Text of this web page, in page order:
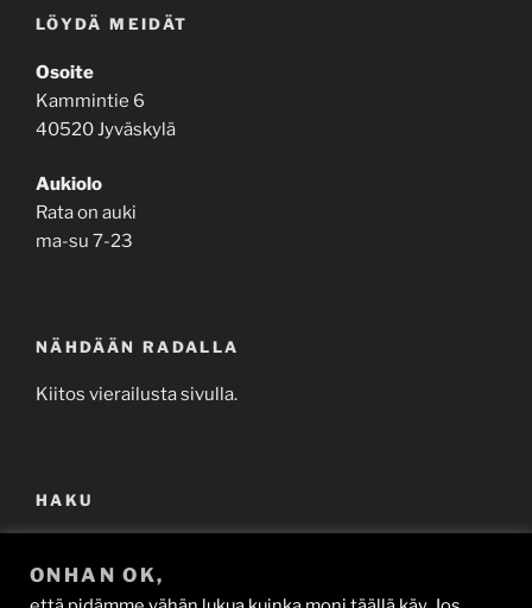
LÖYDÄ MEIDÄT
Osoite
Kammintie 6
40520 Jyväskylä
Aukiolo
Rata on auki
ma-su 7-23
NÄHDÄÄN RADALLA
Kiitos vierailusta sivulla.
HAKU
ONHAN OK,